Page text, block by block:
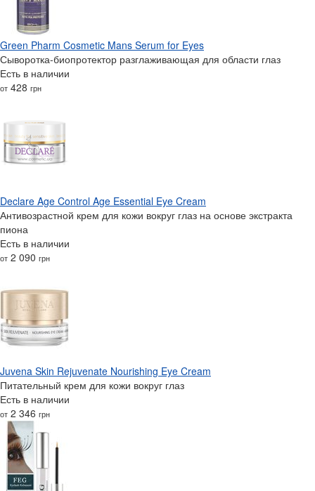
Green Pharm Cosmetic Mans Serum for Eyes
Сыворотка-биопротектор разглаживающая для области глаз
Есть в наличии
от 428 грн
Declare Age Control Age Essential Eye Cream
Антивозрастной крем для кожи вокруг глаз на основе экстракта
пиона
Есть в наличии
от 2 090 грн
Juvena Skin Rejuvenate Nourishing Eye Cream
Питательный крем для кожи вокруг глаз
Есть в наличии
от 2 346 грн